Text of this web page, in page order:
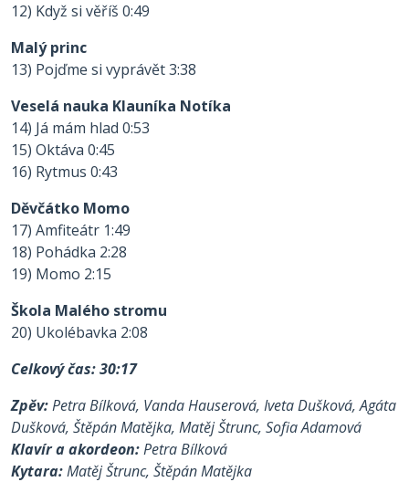
12) Když si věříš 0:49
Malý princ
13) Pojďme si vyprávět 3:38
Veselá nauka Klauníka Notíka
14) Já mám hlad 0:53
15) Oktáva 0:45
16) Rytmus 0:43
Děvčátko Momo
17) Amfiteátr 1:49
18) Pohádka 2:28
19) Momo 2:15
Škola Malého stromu
20) Ukolébavka 2:08
Celkový čas: 30:17
Zpěv:Petra Bílková, Vanda Hauserová, Iveta Dušková, Agáta
Dušková, Štěpán Matějka, Matěj Štrunc, Sofia Adamová
Klavír a akordeon:Petra Bílková
Kytara:Matěj Štrunc, Štěpán Matějka